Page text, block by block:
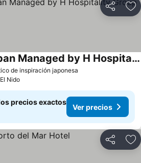
Compartir
de inspiración japonesa
Piece Lio from Japan Managed by H Hospitality Group
El Nido
precios exactos
Ver precios
Compartir